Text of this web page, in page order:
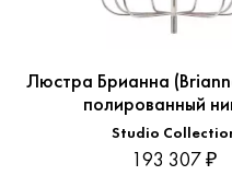
Люстра Брианна
полированный
Studio
193 307 ₽